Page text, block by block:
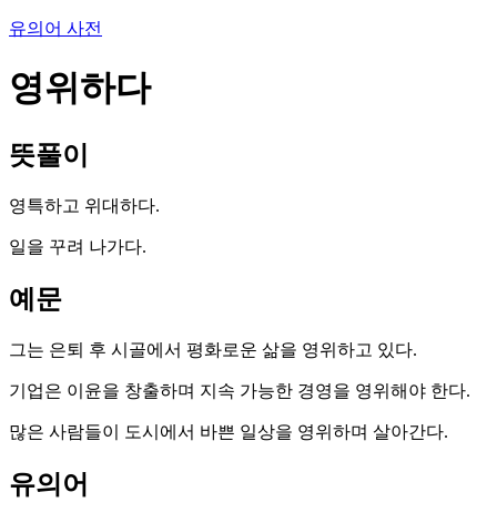
유의어 사전
영위하다
뜻풀이
영특하고 위대하다.
일을 꾸려 나가다.
예문
그는 은퇴 후 시골에서 평화로운 삶을 영위하고 있다.
기업은 이윤을 창출하며 지속 가능한 경영을 영위해야 한다.
많은 사람들이 도시에서 바쁜 일상을 영위하며 살아간다.
유의어